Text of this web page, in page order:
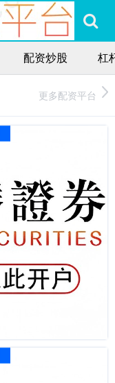
配资炒股 杠
更多配资平台